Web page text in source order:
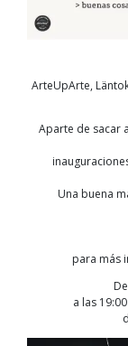
ArteUpArte,
Aparte de sacar
Una buena
para más
a las